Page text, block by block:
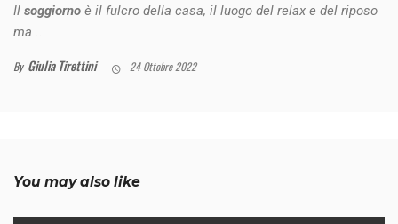
Il soggiorno è il fulcro della casa, il luogo del relax e del riposo
ma ...
By Giulia Tirettini 24 Ottobre 2022
You may also like